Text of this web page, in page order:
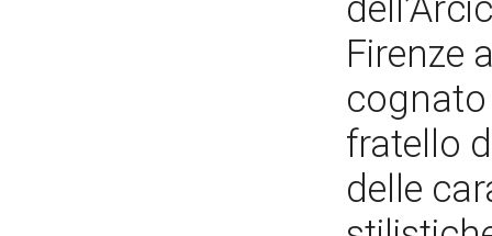
Firenze
fratello
delle